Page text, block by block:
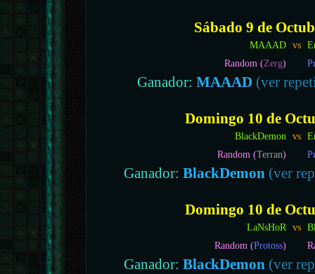
Sábado 9 de
MAAAD vs
Random (Zerg)
Ganador: MAAAD(ver
Domingo 10 de
BlackDemon vs
Random (Terran)
Ganador: BlackDemon (ver
Domingo 10 de
LaNsHoR vs
Random (Protoss)
Ganador: BlackDemon (ver